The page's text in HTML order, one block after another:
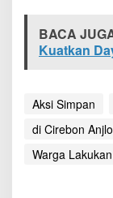
BACA
Kuatkan
Aksi Simpan
di Cirebon
Warga Lakukan